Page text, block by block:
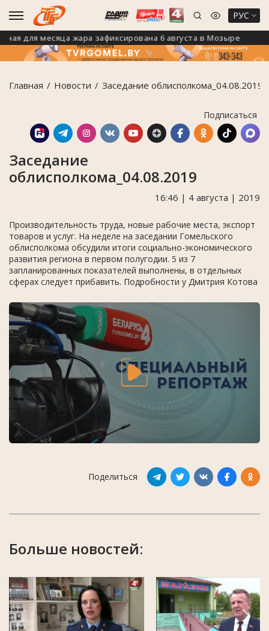
РУС
для месяца жара зафиксирована 6 августа в Мозыре
Главная Новости Заседание облисполкома_04.08.2019
Подписаться
Заседание
облисполкома_04.08.2019
16:46 | 4 августа | 2019
Производительность труда, новые рабочие места, экспорт
товаров и услуг. На неделе на заседании Гомельского
облисполкома обсудили итоги социально-экономического
развития региона в первом полугодии. 5 из 7
запланированных показателей выполнены, в отдельных
сферах следует прибавить. Подробности у Дмитрия Котова
Поделиться
Больше новостей: